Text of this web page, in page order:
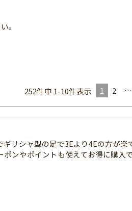
。
252件中 1-10件表示 1 2 …
リシャ型の足で3Eより4Eの方が楽
ンやポイントも使えてお得に購入